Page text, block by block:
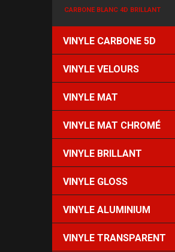
CARBONE BLANC 4D BRILLANT
VINYLE CARBONE 5D
VINYLE VELOURS
VINYLE MAT
VINYLE MAT CHROMÉ
VINYLE BRILLANT
VINYLE GLOSS
VINYLE ALUMINIUM
VINYLE TRANSPARENT